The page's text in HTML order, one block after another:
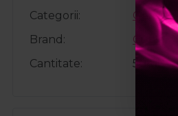
Categorii
Geluri
Brand
Cupio
Cantitate
50ml